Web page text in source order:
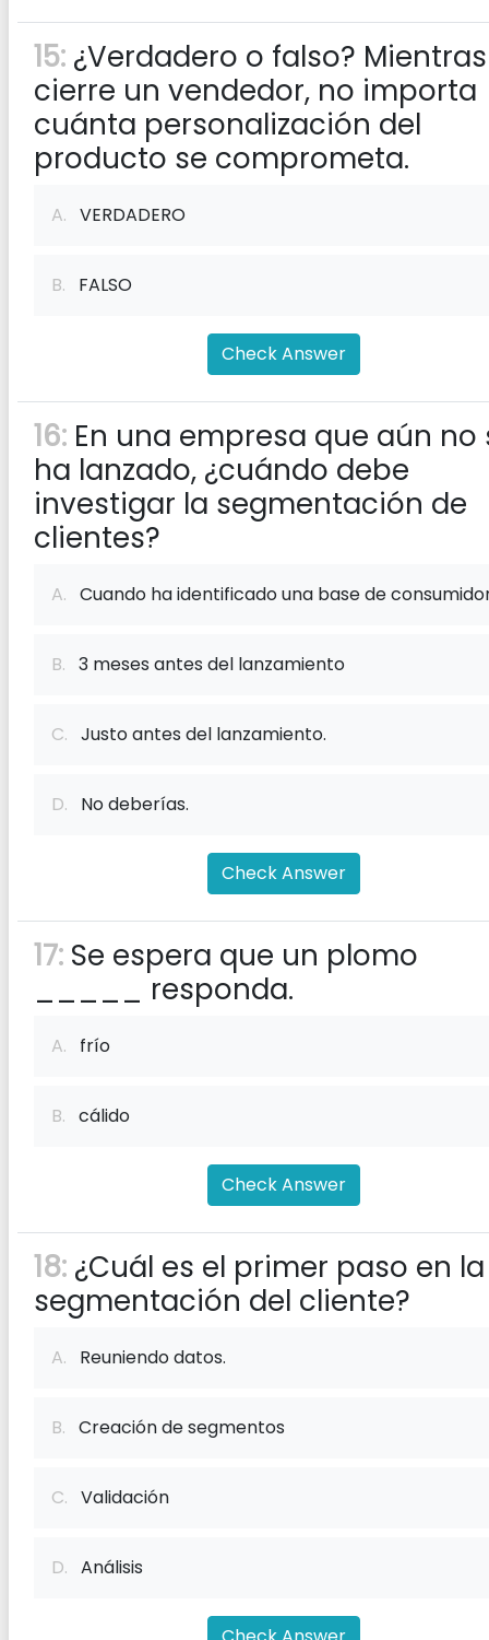
15: ¿Verdadero o falso?
cierre un vendedor, no importa
cuánta personalización del
producto se comprometa.
A. VERDADERO
B. FALSO
Check Answer
16: En una empresa que aún no
ha lanzado, ¿cuándo debe
investigar la segmentación de
clientes?
A. Cuando ha identificado una base de
B. 3 meses antes del lanzamiento
C. Justo antes del lanzamiento.
D. No deberías.
Check Answer
17: Se espera que un plomo
_____ responda.
A. frío
B. cálido
Check Answer
18: ¿Cuál es el primer paso en la
segmentación del cliente?
A. Reuniendo datos.
B. Creación de segmentos
C. Validación
D. Análisis